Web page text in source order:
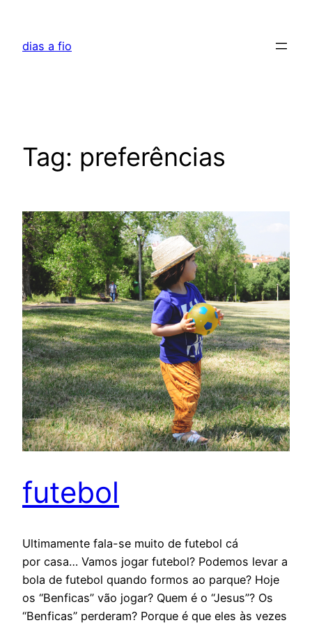
content
dias a fio
Tag: preferências
futebol
Ultimamente fala-se muito de futebol cá
por casa… Vamos jogar futebol? Podemos levar a
bola de futebol quando formos ao parque? Hoje
os “Benficas” vão jogar? Quem é o “Jesus”? Os
“Benficas” perderam? Porque é que eles às vezes